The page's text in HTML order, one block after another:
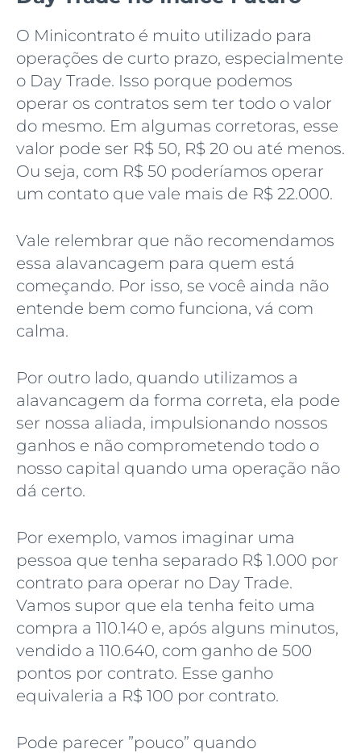
O Minicontrato é muito utilizado para
operações de curto prazo, especialmente
o Day Trade. Isso porque podemos
operar os contratos sem ter todo o valor
do mesmo. Em algumas corretoras, esse
valor pode ser R$ 50, R$ 20 ou até menos.
Ou seja, com R$ 50 poderíamos operar
um contato que vale mais de R$ 22.000.
Vale relembrar que não recomendamos
essa alavancagem para quem está
começando. Por isso, se você ainda não
entende bem como funciona, vá com
calma.
Por outro lado, quando utilizamos a
alavancagem da forma correta, ela pode
ser nossa aliada, impulsionando nossos
ganhos e não comprometendo todo o
nosso capital quando uma operação não
dá certo.
Por exemplo, vamos imaginar uma
pessoa que tenha separado R$ 1.000 por
contrato para operar no Day Trade.
Vamos supor que ela tenha feito uma
compra a 110.140 e, após alguns minutos,
vendido a 110.640, com ganho de 500
pontos por contrato. Esse ganho
equivaleria a R$ 100 por contrato.
Pode parecer ”pouco” quando